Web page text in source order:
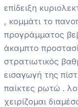
επίδειξη
, κομμάτι το
προγράμματος
άκαμπτο
στρατιωτικός
εισαγωγή της
παίκτες ρωτώ .
χειρίζομαι